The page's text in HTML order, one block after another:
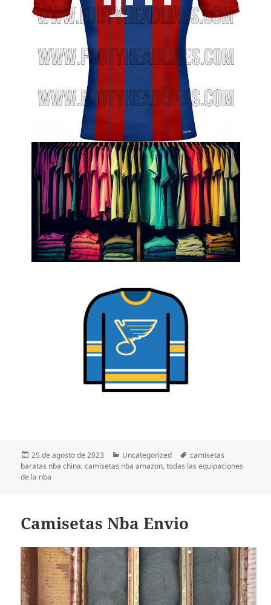
Publicado
el
25 de agosto de 2023 Categorías
Uncategorized Etiquetas
camisetas
baratas nba china,camisetas nba amazon,todas las equipaciones
de la nba
Camisetas Nba Envio